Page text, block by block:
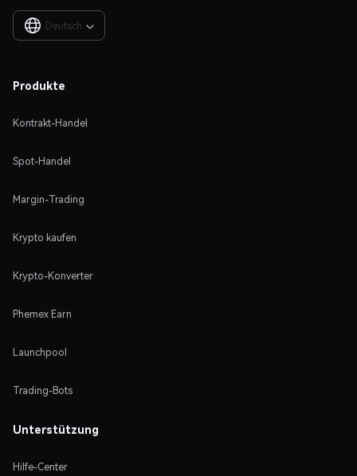
Deutsch 
Produkte
Kontrakt-Handel
Spot-Handel
Margin-Trading
Krypto kaufen
Krypto-Konverter
Phemex Earn
Launchpool
Trading-Bots
Unterstützung
Hilfe-Center